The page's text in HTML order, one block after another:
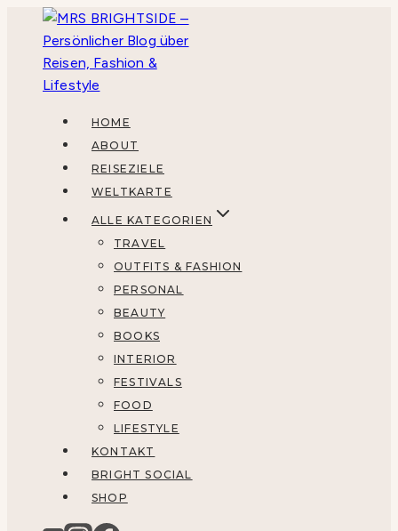
springen
HOME
ABOUT
REISEZIELE
WELTKARTE
ALLE KATEGORIEN
TRAVEL
OUTFITS & FASHION
PERSONAL
BEAUTY
BOOKS
INTERIOR
FESTIVALS
FOOD
LIFESTYLE
KONTAKT
BRIGHT SOCIAL
SHOP